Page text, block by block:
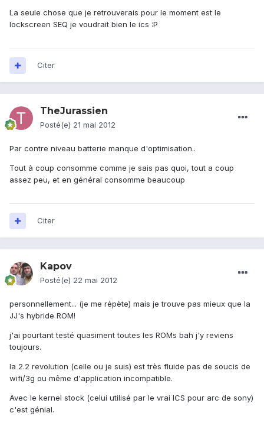
La seule chose que je retrouverais pour le moment est le
lockscreen SEQ je voudrait bien le ics :P
Citer
TheJurassien
Posté(e) 21 mai 2012
Par contre niveau batterie manque d'optimisation..
Tout à coup consomme comme je sais pas quoi, tout a coup
assez peu, et en général consomme beaucoup
Citer
Kapov
Posté(e) 22 mai 2012
personnellement... (je me répète) mais je trouve pas mieux que la
JJ's hybride ROM!
j'ai pourtant testé quasiment toutes les ROMs bah j'y reviens
toujours.
la 2.2 revolution (celle ou je suis) est très fluide pas de soucis de
wifi/3g ou même d'application incompatible.
Avec le kernel stock (celui utilisé par le vrai ICS pour arc de sony)
c'est génial.